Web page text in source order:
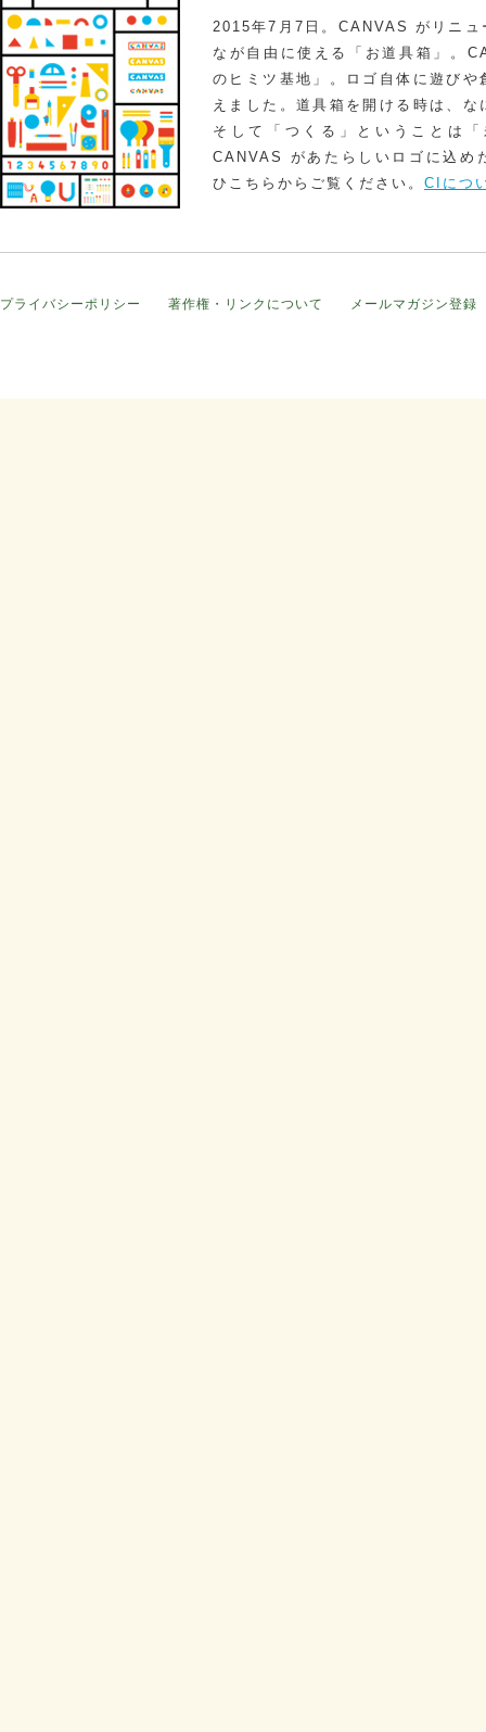
2015年7月7日。CANVAS がリニュ
なが自由に使える「お道具箱」。
のヒミツ基地」。ロゴ自体に遊び
えました。道具箱を開ける時は、
そして「つくる」ということは
CANVAS があたらしいロゴに込め
ひこちらからご覧ください。 CIにつ
プライバシーポリシー 著作権・リンクについて メールマガジン登録